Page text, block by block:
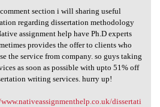
section i
section i will sharing useful
regarding dissertation methodology
assignment help have Ph.D experts
provides the offer to clients who
the service from company. so guys taking
as soon as possible with upto 51% off
writing services. hurry up!
dissertati